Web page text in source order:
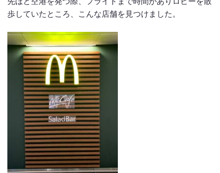
歩していたところ、こんな店舗を見つけました。